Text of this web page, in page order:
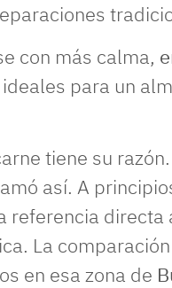
con más calma,
ideales para un
tiene su
así. A
referencia
La
en esa zona de